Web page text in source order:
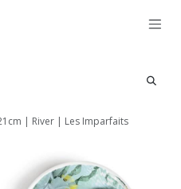
| River | Les Imparfaits